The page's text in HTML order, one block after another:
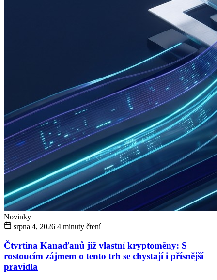
Novinky
srpna 4, 2026 4 minuty čtení
Čtvrtina Kanaďanů již vlastní kryptoměny: S
rostoucím zájmem o tento trh se chystají i přísnější
pravidla